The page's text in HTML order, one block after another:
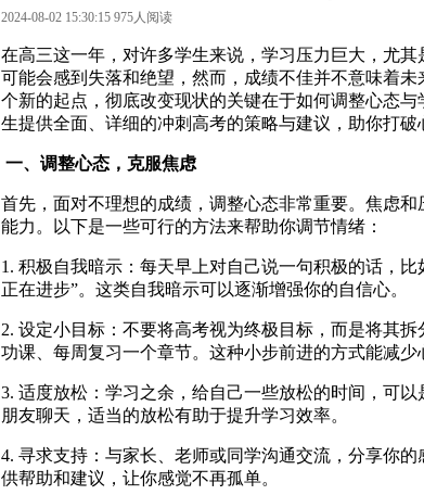
2024-08-02 15:30:15 975人阅读
在高三这一年，对许多学生来说，学习压力巨大，尤其
可能会感到失落和绝望，然而，成绩不佳并不意味着
个新的起点，彻底改变现状的关键在于如何调整心态
生提供全面、详细的冲刺高考的策略与建议，助你打破
一、调整心态，克服焦虑
首先，面对不理想的成绩，调整心态非常重要。焦虑
能力。以下是一些可行的方法来帮助你调节情绪：
1. 积极自我暗示：每天早上对自己说一句积极的话，比
正在进步”。这类自我暗示可以逐渐增强你的自信心。
2. 设定小目标：不要将高考视为终极目标，而是将其
功课、每周复习一个章节。这种小步前进的方式能减少
3. 适度放松：学习之余，给自己一些放松的时间，可
朋友聊天，适当的放松有助于提升学习效率。
4. 寻求支持：与家长、老师或同学沟通交流，分享你
供帮助和建议，让你感觉不再孤单。